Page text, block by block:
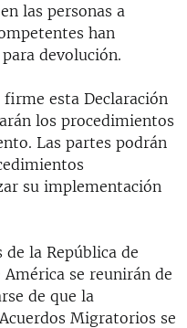
las personas a
han
devolución.
esta Declaración
los procedimientos
Las partes podrán
su implementación
la República de
América se reunirán de
de que la
Migratorios se